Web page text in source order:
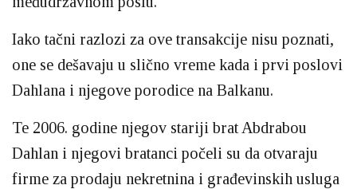
Iako tačni razlozi za ove transakcije nisu poznati,
one se dešavaju u slično vreme kada i prvi poslovi
Dahlana i njegove porodice na Balkanu.
Te 2006. godine njegov stariji brat Abdrabou
Dahlan i njegovi bratanci počeli su da otvaraju
firme za prodaju nekretnina i građevinskih usluga